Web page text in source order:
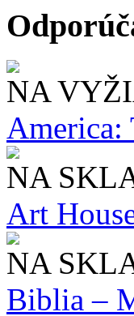
NA
America:
NA
Art
NA
Biblia –